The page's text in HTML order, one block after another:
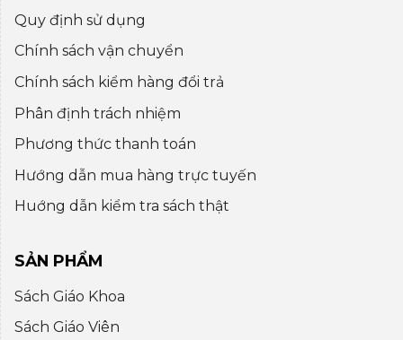
Quy định sử dụng
Chính sách vận chuyển
Chính sách kiểm hàng đổi trả
Phân định trách nhiệm
Phương thức thanh toán
Hướng dẫn mua hàng trực tuyến
Huớng dẫn kiểm tra sách thật
SẢN PHẨM
Sách Giáo Khoa
Sách Giáo Viên